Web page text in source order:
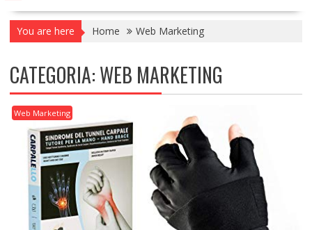
You are here Home Web Marketing
CATEGORIA:WEB MARKETING
Web Marketing